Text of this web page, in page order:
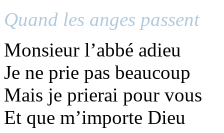
Quand les anges passent
Monsieur l’abbé adieu
Je ne prie pas beaucoup
Mais je prierai pour vous
Et que m’importe Dieu